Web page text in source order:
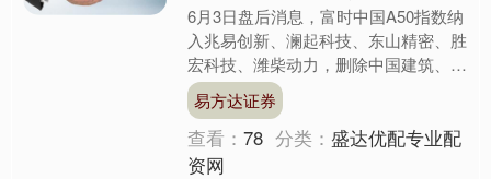
6月3日盘后消息，富时中国A50指数纳
入兆易创新、澜起科技、东山精密、胜
宏科技、潍柴动力，删除中国建筑、海
天味业、海尔智家、平安银行、迈瑞医
疗。 富时中国A50....
易方达证券
查看：78 分类：盛达优配专业配
资网